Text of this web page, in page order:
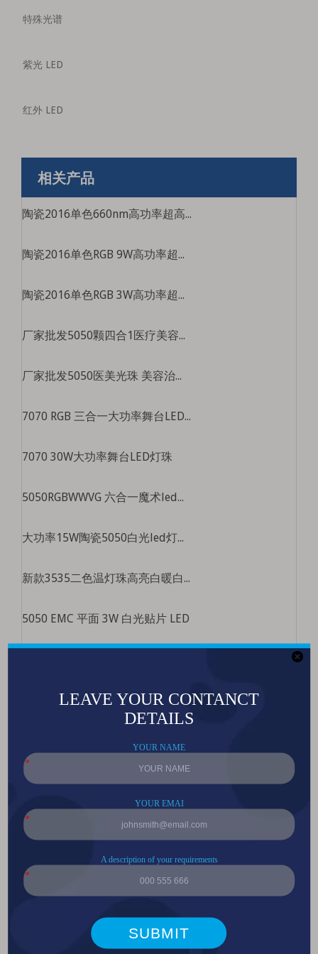
特殊光谱
紫光 LED
红外 LED
相关产品
陶瓷2016单色660nm高功率超高亮度医疗美容led LED光源
陶瓷2016单色RGB 9W高功率超高亮度游泳池灯光灯光灯源特殊彩色珠
陶瓷2016单色RGB 3W高功率超高亮度游泳池轻舞灯源特殊彩色珠
厂家批发5050颗四合1医疗美容灯珠美容仪大排灯珠红黄蓝光治疗仪光源
厂家批发5050医美光珠 美容治疗光珠 医美光疗5050三合一灯珠
7070 RGB 三合一大功率舞台LED灯珠
7070 30W大功率舞台LED灯珠
5050RGBWWVG 六合一魔术led灯珠高亮舞台灯景观灯5050全彩led灯珠
大功率15W陶瓷5050白光led灯珠sst-40手电筒灯珠5050白光led灯珠
新款3535二色温灯珠高亮白暖白led灯珠3535四芯二色温led灯珠
5050 EMC 平面 3W 白光贴片 LED
5050 高功率 5W 白光 6000-8000K LED
5050 9W 大功率平面透镜RGB LED
5050 12W/20W 大功率平面透镜 RGBW LED
5050 12W/20W 大功率平透镜双温LED
3535 高功率平面透镜白光 LED